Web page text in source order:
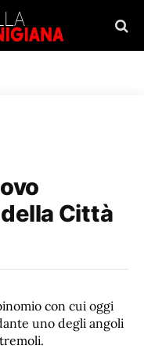
Città
con cui oggi
uno degli angoli